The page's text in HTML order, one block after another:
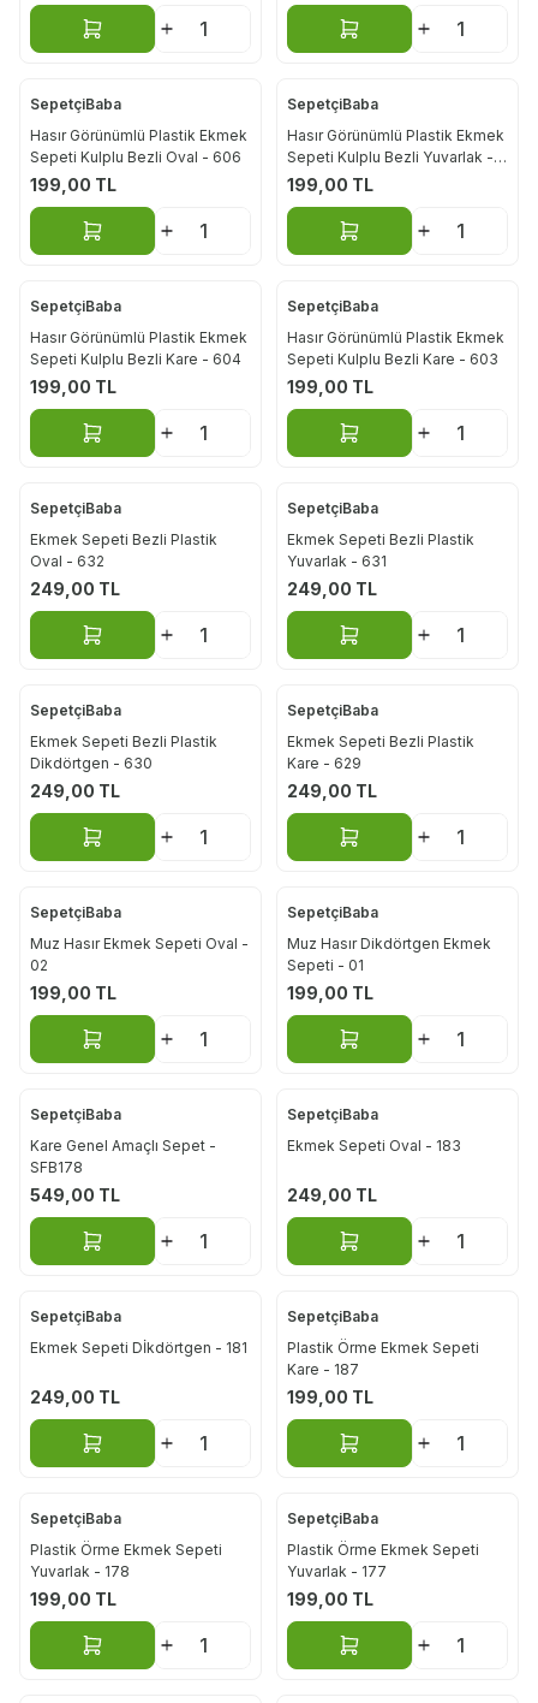
Sepete Ekle Sepete Ekle
SepetçiBaba
Hasır Görünümlü Plastik Ekmek
Sepeti Kulplu Bezli Oval - 606
199,00 TL
Sepete Ekle
SepetçiBaba
Hasır Görünümlü Plastik Ekmek
Sepeti Kulplu Bezli Yuvarlak -
605
199,00 TL
Sepete Ekle
SepetçiBaba
Hasır Görünümlü Plastik Ekmek
Sepeti Kulplu Bezli Kare - 604
199,00 TL
Sepete Ekle
SepetçiBaba
Hasır Görünümlü Plastik Ekmek
Sepeti Kulplu Bezli Kare - 603
199,00 TL
Sepete Ekle
SepetçiBaba
Ekmek Sepeti Bezli Plastik
Oval - 632
249,00 TL
Sepete Ekle
SepetçiBaba
Ekmek Sepeti Bezli Plastik
Yuvarlak - 631
249,00 TL
Sepete Ekle
SepetçiBaba
Ekmek Sepeti Bezli Plastik
Dikdörtgen - 630
249,00 TL
Sepete Ekle
SepetçiBaba
Ekmek Sepeti Bezli Plastik
Kare - 629
249,00 TL
Sepete Ekle
SepetçiBaba
Muz Hasır Ekmek Sepeti Oval -
02
199,00 TL
Sepete Ekle
SepetçiBaba
Muz Hasır Dikdörtgen Ekmek
Sepeti - 01
199,00 TL
Sepete Ekle
SepetçiBaba
Kare Genel Amaçlı Sepet -
SFB178
549,00 TL
Sepete Ekle
SepetçiBaba
Ekmek Sepeti Oval - 183
249,00 TL
Sepete Ekle
SepetçiBaba
Ekmek Sepeti Dİkdörtgen - 181
249,00 TL
Sepete Ekle
SepetçiBaba
Plastik Örme Ekmek Sepeti
Kare - 187
199,00 TL
Sepete Ekle
SepetçiBaba
Plastik Örme Ekmek Sepeti
Yuvarlak - 178
199,00 TL
Sepete Ekle
SepetçiBaba
Plastik Örme Ekmek Sepeti
Yuvarlak - 177
199,00 TL
Sepete Ekle